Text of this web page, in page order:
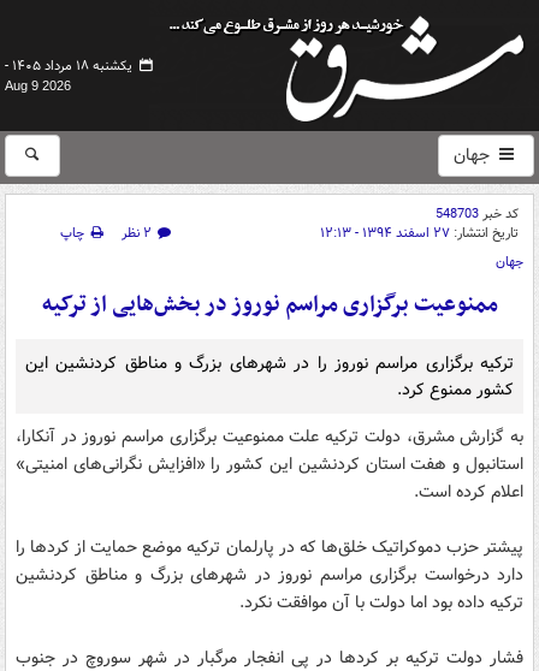
یکشنبه ۱۸ مرداد ۱۴۰۵ -
Aug 9 2026
جهان
کد خبر548703
تاریخ انتشار: ۲۷ اسفند ۱۳۹۴ - ۱۲:۱۳ ۲ نظر
چاپ
جهان
ممنوعیت برگزاری مراسم نوروز در بخش‌هایی از ترکیه
ترکیه برگزاری مراسم نوروز را در شهرهای بزرگ و مناطق کردنشین این
کشور ممنوع کرد.
به گزارش مشرق، دولت ترکیه علت ممنوعیت برگزاری مراسم نوروز در آنکارا،
استانبول و هفت استان کردنشین این کشور را «افزایش نگرانی‌های امنیتی»
اعلام کرده است.
پیشتر حزب دموکراتیک خلق‌ها که در پارلمان ترکیه موضع حمایت از کردها را
دارد درخواست برگزاری مراسم نوروز در شهرهای بزرگ و مناطق کردنشین
ترکیه داده بود اما دولت با آن موافقت نکرد.
فشار دولت ترکیه بر کردها در پی انفجار مرگبار در شهر سوروچ در جنوب